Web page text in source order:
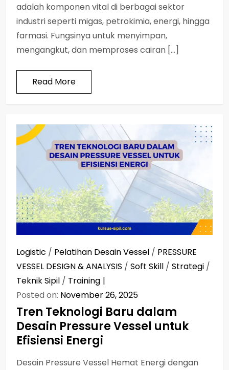
adalah komponen vital di berbagai sektor
industri seperti migas, petrokimia, energi, hingga
farmasi. Fungsinya untuk menyimpan,
mengangkut, dan memproses cairan […]
Read More
Logistic / Pelatihan Desain Vessel / PRESSURE
VESSEL DESIGN & ANALYSIS / Soft Skill / Strategi /
Teknik Sipil / Training
Posted on: November 26, 2025
Tren Teknologi Baru dalam
Desain Pressure Vessel untuk
Efisiensi Energi
Desain Pressure Vessel Hemat Energi dengan